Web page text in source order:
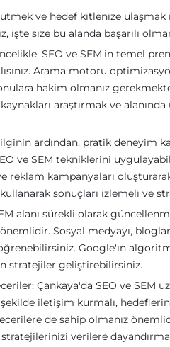
ve hedef kitlenize
işte size bu alanda başarılı
SEO ve SEM'in temel
Arama motoru
hakim olmanız
araştırmak ve
ardından, pratik deneyim
ve SEM tekniklerini
reklam kampanyaları
kullanarak sonuçları izlemeli ve
alanı sürekli olarak
Sosyal medyayı,
Google'ın
stratejiler geliştirebilirsiniz.
Çankaya'da SEO ve SEM
iletişim kurmalı, hedeflerini
de sahip olmanız
verilere